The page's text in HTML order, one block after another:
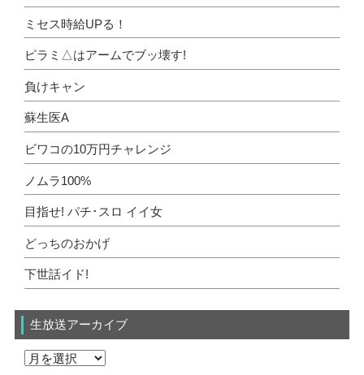
ミセス時給UPる！
ピラミ△はアームでブッ壊す!
負けキャン
蘇生医A
ビワコの10万円チャレンジ
ノムラ100%
目指せ! パチ･スロ イイ女
どっちのおかげ
下世話イド!
生放送アーカイブ